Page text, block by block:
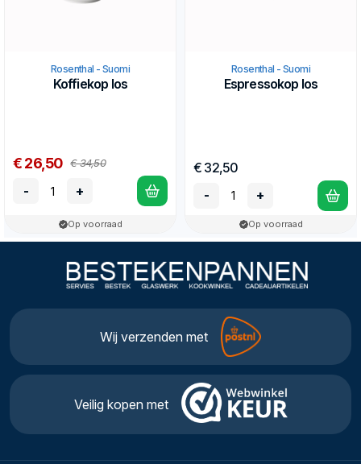
Rosenthal - Suomi
Koffiekop los
€ 26,50 € 34,50
- +
Op voorraad
Rosenthal - Suomi
Espressokop los
€ 32,50
-
+
Op voorraad
Wij verzenden met
Veilig kopen met